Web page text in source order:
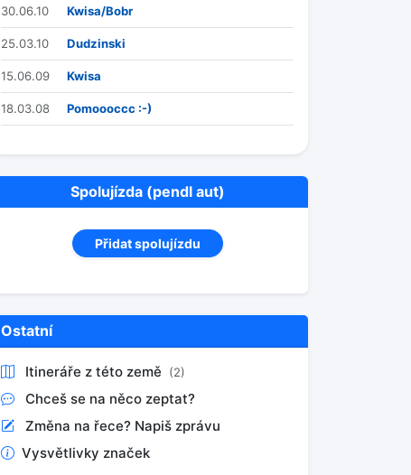
30.06.10 Kwisa/Bobr
25.03.10 Dudzinski
15.06.09 Kwisa
18.03.08 Pomoooccc :-)
Spolujízda (pendl aut)
Přidat spolujízdu
Ostatní
Itineráře z této země (2)
Chceš se na něco zeptat?
Změna na řece? Napiš zprávu
Vysvětlivky značek